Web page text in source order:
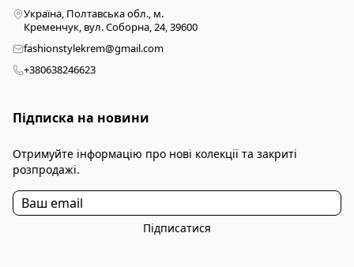
Україна, Полтавська обл., м.
Кременчук, вул. Соборна, 24, 39600
fashionstylekrem@gmail.com
+380638246623
Підписка на новини
Отримуйте інформацію про нові колекції та закриті
розпродажі.
Підписатися